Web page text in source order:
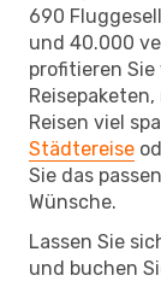
690
und 40.000
profitieren
Reisen viel
Städtereise
Sie das
Wünsche.
Lassen Sie
und buchen